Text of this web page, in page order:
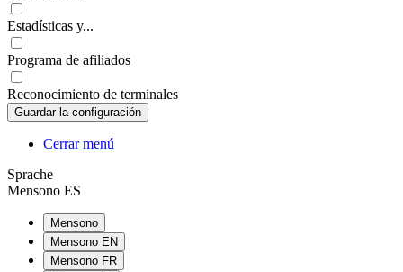
Estadísticas y...
Programa de afiliados
Reconocimiento de terminales
Cerrar menú
Sprache
Mensono ES
Mensono
Mensono EN
Mensono FR